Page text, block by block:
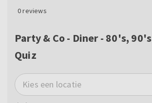
0reviews
Party & Co - Diner - 80's,
Quiz
Kies een locatie